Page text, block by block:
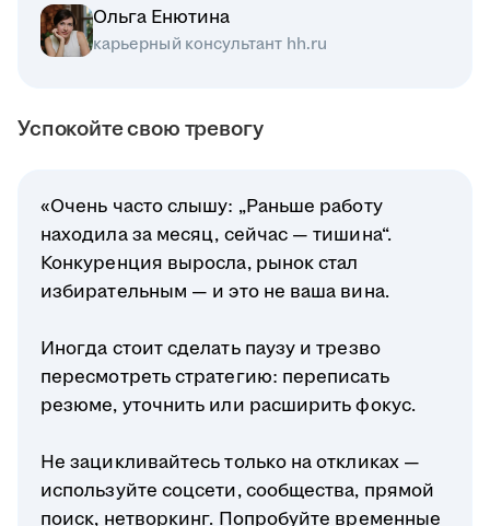
Ольга Енютина
карьерный консультант hh.ru
Успокойте свою тревогу
«Очень часто слышу: „Раньше работу
находила за месяц, сейчас — тишина“.
Конкуренция выросла, рынок стал
избирательным — и это не ваша вина.
Иногда стоит сделать паузу и трезво
пересмотреть стратегию: переписать
резюме, уточнить или расширить фокус.
Не зацикливайтесь только на откликах —
используйте соцсети, сообщества, прямой
поиск, нетворкинг. Попробуйте временные